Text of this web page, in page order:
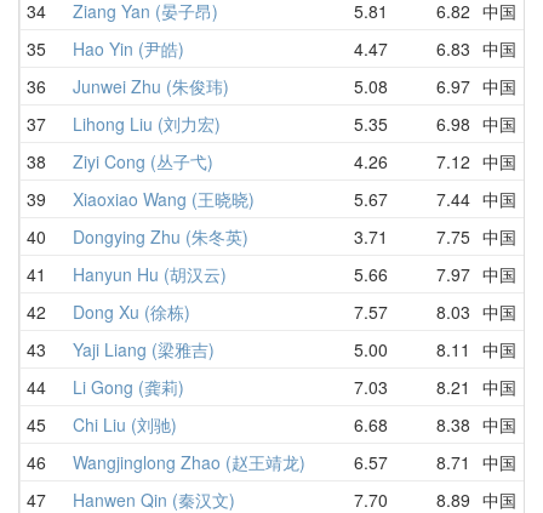
34 Ziang Yan (晏子昂) 5.81 6.82 中国
35 Hao Yin (尹皓) 4.47 6.83 中国
36 Junwei Zhu (朱俊玮) 5.08 6.97 中国
37 Lihong Liu (刘力宏) 5.35 6.98 中国
38 Ziyi Cong (丛子弋) 4.26 7.12 中国
39 Xiaoxiao Wang (王晓晓) 5.67 7.44 中国
40 Dongying Zhu (朱冬英) 3.71 7.75 中国
41 Hanyun Hu (胡汉云) 5.66 7.97 中国
42 Dong Xu (徐栋) 7.57 8.03 中国
43 Yaji Liang (梁雅吉) 5.00 8.11 中国
44 Li Gong (龚莉) 7.03 8.21 中国
45 Chi Liu (刘驰) 6.68 8.38 中国
46 Wangjinglong Zhao (赵王靖龙) 6.57 8.71 中国
47 Hanwen Qin (秦汉文) 7.70 8.89 中国